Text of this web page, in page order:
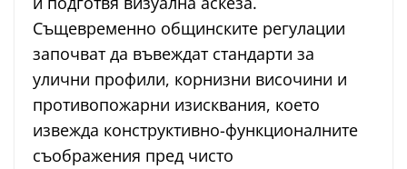
Същевременно общинските регулации
започват да въвеждат стандарти за
улични профили, корнизни височини и
противопожарни изисквания, което
извежда конструктивно-функционалните
съображения пред чисто